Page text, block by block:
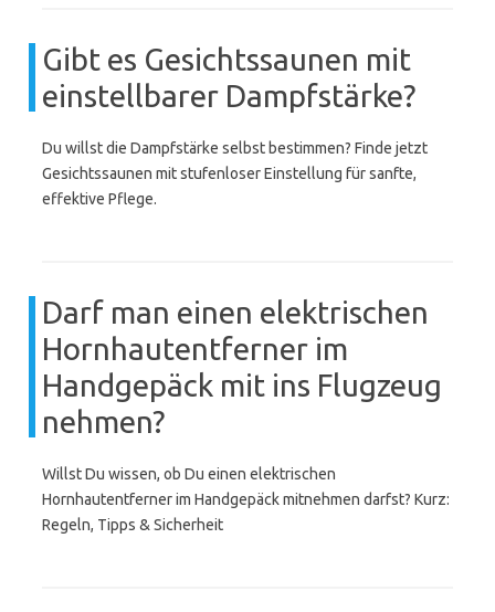
Gibt es Gesichtssaunen mit
einstellbarer Dampfstärke?
Du willst die Dampfstärke selbst bestimmen? Finde jetzt
Gesichtssaunen mit stufenloser Einstellung für sanfte,
effektive Pflege.
Darf man einen elektrischen
Hornhautentferner im
Handgepäck mit ins Flugzeug
nehmen?
Willst Du wissen, ob Du einen elektrischen
Hornhautentferner im Handgepäck mitnehmen darfst? Kurz:
Regeln, Tipps & Sicherheit